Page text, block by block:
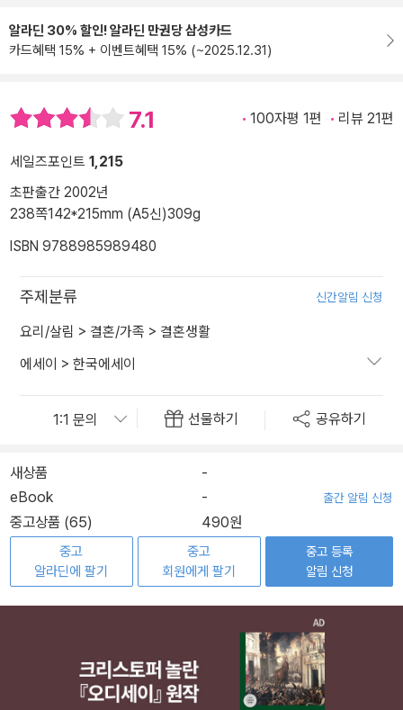
알라딘 30% 할인! 알라딘 만권당 삼성카드
카드혜택 15% + 이벤트혜택 15% (~2025.12.31)
7.1 100자평 1편 리뷰 21편
세일즈포인트 1,215
초판출간 2002년
238쪽142*215mm (A5신)309g
ISBN 9788985989480
주제분류 신간알림 신청
요리/살림 > 결혼/가족 > 결혼생활
에세이 > 한국에세이
선물하기 공유하기
새상품
-
eBook
- 출간 알림 신청
중고상품 (65) 490원
중고
알라딘에 팔기
중고
회원에게 팔기
중고 등록
알림 신청